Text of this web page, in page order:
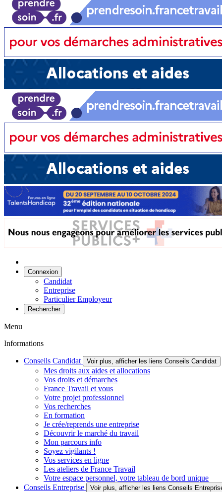
Connexion
Candidat
Entreprise
Particulier Employeur
Rechercher
Menu
Informations
Conseils Candidat Voir plus, afficher les liens Conseils Candidat
Mes droits aux aides et allocations
Vos droits et démarches
France Travail et vous
Votre projet professionnel
Vos recherches
En formation
Je crée/reprends une entreprise
Découvrir le marché du travail
Mon parcours info
Soyez vigilants !
Vos services en ligne
Les ateliers de France Travail
Votre espace personnel, votre tableau de bord unique
Conseils Entreprise
Voir plus, afficher les liens Conseils